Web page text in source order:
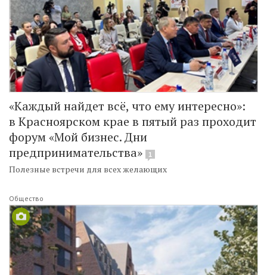
«Каждый найдет всё, что ему интересно»:
в Красноярском крае в пятый раз проходит
форум «Мой бизнес. Дни
предпринимательства»
1
Полезные встречи для всех желающих
Общество